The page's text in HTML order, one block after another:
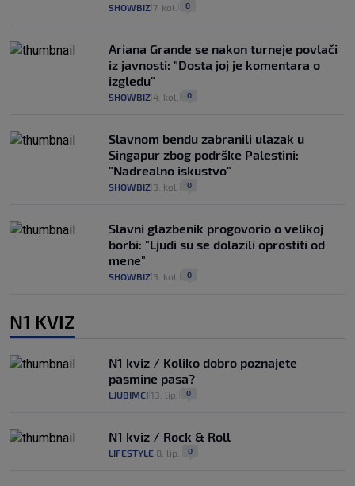
SHOWBIZ 7. kol. 0
Ariana Grande se nakon turneje povlači
iz javnosti: "Dosta joj je komentara o
izgledu"
SHOWBIZ 4. kol. 0
Slavnom bendu zabranili ulazak u
Singapur zbog podrške Palestini:
"Nadrealno iskustvo"
SHOWBIZ 3. kol. 0
Slavni glazbenik progovorio o velikoj
borbi: "Ljudi su se dolazili oprostiti od
mene"
SHOWBIZ 3. kol. 0
N1 KVIZ
N1 kviz / Koliko dobro poznajete
pasmine pasa?
LJUBIMCI 13. lip. 0
N1 kviz / Rock & Roll
LIFESTYLE 8. lip. 0